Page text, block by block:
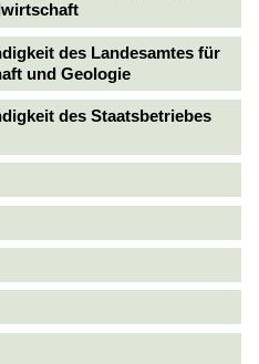
des Landesamtes für
und Geologie
des Staatsbetriebes